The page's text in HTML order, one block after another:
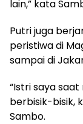
lain,” kata
Putri juga
peristiwa di
sampai di
“Istri saya
berbisik-bisik,
Sambo.